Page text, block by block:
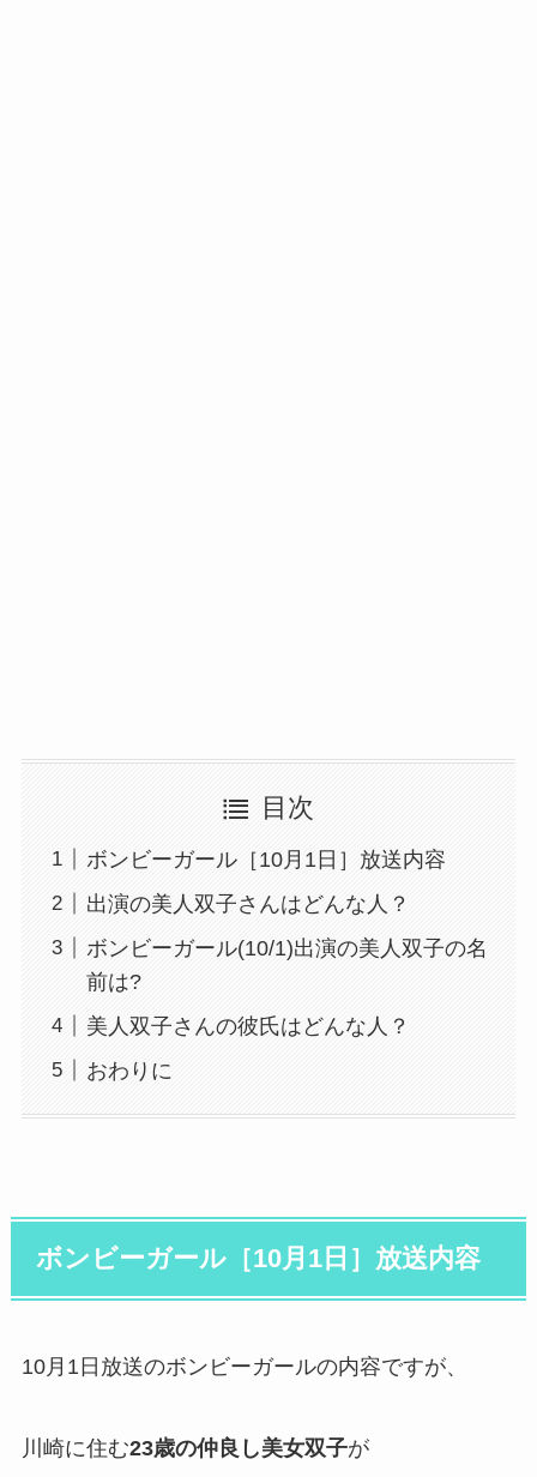
目次
ボンビーガール［10月1日］放送内容
出演の美人双子さんはどんな人？
ボンビーガール(10/1)出演の美人双子の名
前は?
美人双子さんの彼氏はどんな人？
おわりに
ボンビーガール［10月1日］放送内容
10月1日放送のボンビーガールの内容ですが、
川崎に住む23歳の仲良し美女双子が